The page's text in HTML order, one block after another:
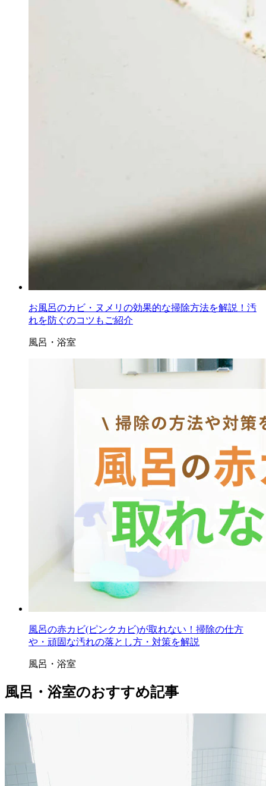
お風呂のカビ・ヌメリの効果的な掃除方法を解説！汚
れを防ぐのコツもご紹介
風呂・浴室
風呂の赤カビ(ピンクカビ)が取れない！掃除の仕方
や・頑固な汚れの落とし方・対策を解説
風呂・浴室
風呂・浴室のおすすめ記事